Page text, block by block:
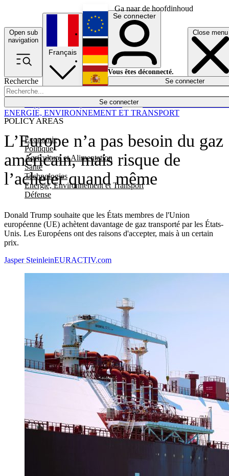
Ga naar de hoofdinhoud
Open sub
navigation
Close menu
Recherche
Se connecter
POLICY AREAS
Economie
Politique
Agriculture et Alimentation
Santé
Technologies
Energie, Environnement et Transport
Défense
Économie
Français
English
Deutsch
Español
Se connecter
Vous êtes déconnecté.
Se connecter
L’Europe n’a pas besoin du gaz
américain, mais risque de
l’acheter quand même
Donald Trump souhaite que les États membres de l'Union
européenne (UE) achètent davantage de gaz transporté par les États-
Unis. Les Européens ont des raisons d'accepter, mais à un certain
prix.
ENERGIE, ENVIRONNEMENT ET TRANSPORT
Jasper SteinleinEURACTIV.com